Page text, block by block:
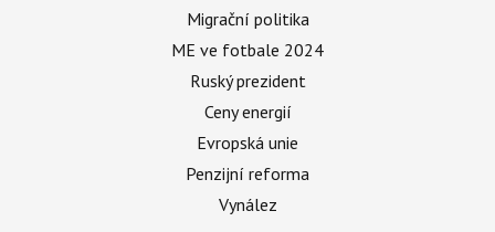
Migrační politika
ME ve fotbale 2024
Ruský prezident
Ceny energií
Evropská unie
Penzijní reforma
Vynález